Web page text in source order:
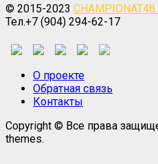
© 2015-2023
Тел.+7 (904) 294-62-17
О проекте
Обратная связь
Контакты
Copyright © Все права
themes.